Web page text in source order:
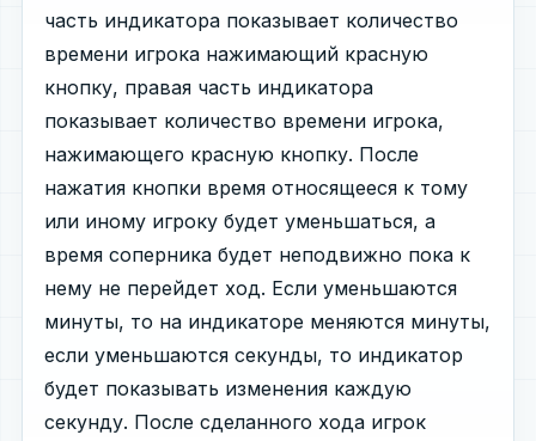
часть индикатора показывает количество
времени игрока нажимающий красную
кнопку, правая часть индикатора
показывает количество времени игрока,
нажимающего красную кнопку. После
нажатия кнопки время относящееся к тому
или иному игроку будет уменьшаться, а
время соперника будет неподвижно пока к
нему не перейдет ход. Если уменьшаются
минуты, то на индикаторе меняются минуты,
если уменьшаются секунды, то индикатор
будет показывать изменения каждую
секунду. После сделанного хода игрок